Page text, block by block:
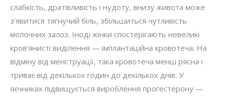
слабкість, дратівливість і нудоту, внизу живота може
з’явитися тягнучий біль, збільшиться чутливість
молочних залоз. Іноді жінки спостерігають невеликі
кров’янисті виділення — імплантаційна кровотеча. На
відміну від менструації, така кровотеча менш рясна і
триває від декількох годин до декількох днів. У
яєчниках підвищується вироблення прогестерону —